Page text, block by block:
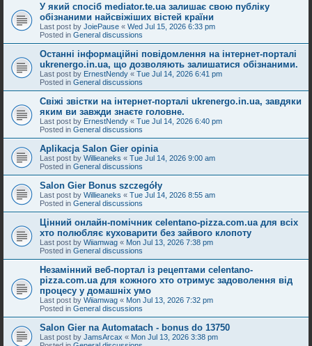
У який спосіб mediator.te.ua залишає свою публіку
обізнаними найсвіжіших вістей країни
Last post by JoiePause « Wed Jul 15, 2026 6:33 pm
Posted in General discussions
Останні інформаційні повідомлення на інтернет-порталі
ukrenergo.in.ua, що дозволяють залишатися обізнаними.
Last post by ErnestNendy « Tue Jul 14, 2026 6:41 pm
Posted in General discussions
Свіжі звістки на інтернет-порталі ukrenergo.in.ua, завдяки
яким ви завжди знаєте головне.
Last post by ErnestNendy « Tue Jul 14, 2026 6:40 pm
Posted in General discussions
Aplikacja Salon Gier opinia
Last post by Willieaneks « Tue Jul 14, 2026 9:00 am
Posted in General discussions
Salon Gier Bonus szczegóły
Last post by Willieaneks « Tue Jul 14, 2026 8:55 am
Posted in General discussions
Цінний онлайн-помічник celentano-pizza.com.ua для всіх
хто полюбляє куховарити без зайвого клопоту
Last post by Wiiamwag « Mon Jul 13, 2026 7:38 pm
Posted in General discussions
Незамінний веб-портал із рецептами celentano-
pizza.com.ua для кожного хто отримує задоволення від
процесу у домашніх умо
Last post by Wiiamwag « Mon Jul 13, 2026 7:32 pm
Posted in General discussions
Salon Gier na Automatach - bonus do 13750
Last post by JamsArcax « Mon Jul 13, 2026 3:38 pm